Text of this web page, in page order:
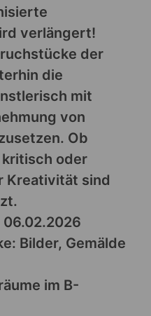
verlängert!
der
die
mit
von
Ob
oder
Kreativität sind
Bilder, Gemälde
im B-